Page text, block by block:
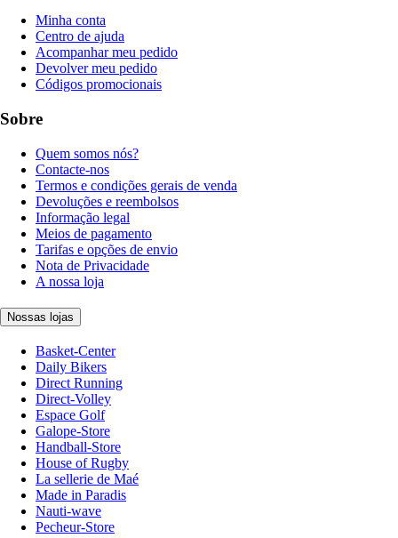
Minha conta
Centro de ajuda
Acompanhar meu pedido
Devolver meu pedido
Códigos promocionais
Sobre
Quem somos nós?
Contacte-nos
Termos e condições gerais de venda
Devoluções e reembolsos
Informação legal
Meios de pagamento
Tarifas e opções de envio
Nota de Privacidade
A nossa loja
Nossas lojas
Basket-Center
Daily Bikers
Direct Running
Direct-Volley
Espace Golf
Galope-Store
Handball-Store
House of Rugby
La sellerie de Maé
Made in Paradis
Nauti-wave
Pecheur-Store